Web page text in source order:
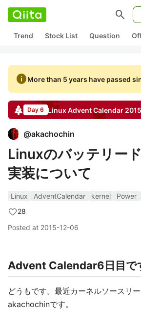
search
Trend Stock List Question
infoMore than 5 years have passed
Day 6 LinuxAdvent Calendar 2015
@akachochin
Linuxのバッテリー
実装について
Linux AdventCalendar kernel Power
28
Posted at 2015-12-06
Advent Calendar6日目で
どうもです。最近カーネルソースリ
akachochinです。